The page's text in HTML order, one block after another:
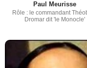
Paul Meurisse
Rôle : le commandant
Dromar dit 'le Monocle'